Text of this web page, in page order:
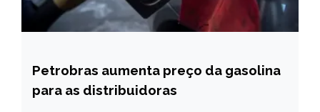
BRASIL
NOTÍCIAS
Petrobras aumenta preço da gasolina
para as distribuidoras